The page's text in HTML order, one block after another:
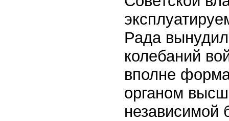
Рада
колебаний
вполне
органом
независимой